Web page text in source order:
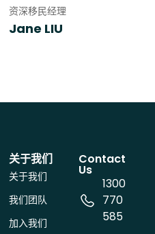
资深移民经理
Jane LIU
关于我们
关于我们
我们团队
加入我们
Contact
Us
1300
770
585